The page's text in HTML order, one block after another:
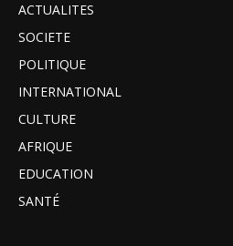
ACTUALITES
SOCIETE
POLITIQUE
INTERNATIONAL
CULTURE
AFRIQUE
EDUCATION
SANTÉ